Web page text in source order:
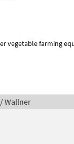
vegetable farming
Wallner